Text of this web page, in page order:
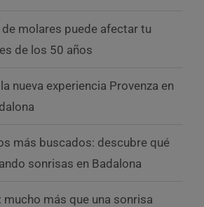
molares puede afectar tu
de los 50 años
nueva experiencia Provenza en
más buscados: descubre qué
sonrisas en Badalona
más que una sonrisa